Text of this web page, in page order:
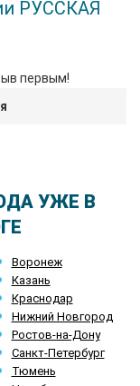
РУССКАЯ
первым!
УЖЕ В
Воронеж
Казань
Краснодар
Нижний Новгород
Ростов-на-Дону
Санкт-Петербург
Тюмень